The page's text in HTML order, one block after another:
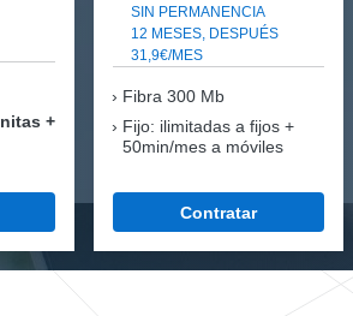
+
SIN PERMANENCIA
12 MESES, DESPUÉS
31,9€/MES
Fibra 300 Mb
Fijo: ilimitadas a fijos +
50min/mes a móviles
Contratar